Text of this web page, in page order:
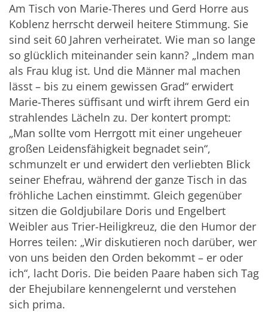
Am Tisch von Marie-Theres und Gerd Horre aus
Koblenz herrscht derweil heitere Stimmung. Sie
sind seit 60 Jahren verheiratet. Wie man so lange
so glücklich miteinander sein kann? „Indem man
als Frau klug ist. Und die Männer mal machen
lässt – bis zu einem gewissen Grad“ erwidert
Marie-Theres süffisant und wirft ihrem Gerd ein
strahlendes Lächeln zu. Der kontert prompt:
„Man sollte vom Herrgott mit einer ungeheuer
großen Leidensfähigkeit begnadet sein“,
schmunzelt er und erwidert den verliebten Blick
seiner Ehefrau, während der ganze Tisch in das
fröhliche Lachen einstimmt. Gleich gegenüber
sitzen die Goldjubilare Doris und Engelbert
Weibler aus Trier-Heiligkreuz, die den Humor der
Horres teilen: „Wir diskutieren noch darüber, wer
von uns beiden den Orden bekommt – er oder
ich“, lacht Doris. Die beiden Paare haben sich Tag
der Ehejubilare kennengelernt und verstehen
sich prima.